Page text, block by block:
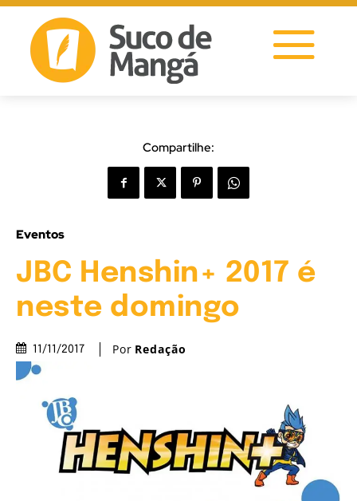
Compartilhe:
Eventos
JBC Henshin+ 2017 é
neste domingo
11/11/2017 Por Redação